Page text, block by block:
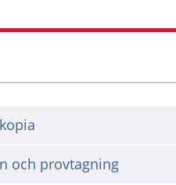
och provtagning